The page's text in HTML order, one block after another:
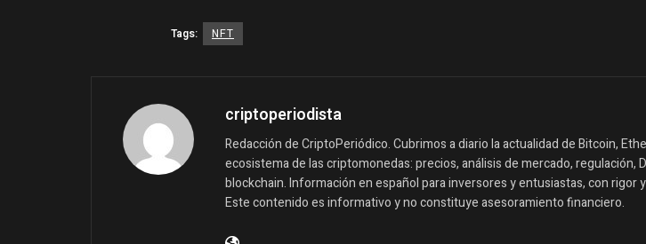
Tags: NFT
criptoperiodista
Redacción de CriptoPeriódico. Cubrimos a diario la actualidad de Bitcoin,
ecosistema de las criptomonedas: precios, análisis de mercado, regulación,
blockchain. Información en español para inversores y entusiastas, con rigor
Este contenido es informativo y no constituye asesoramiento financiero.